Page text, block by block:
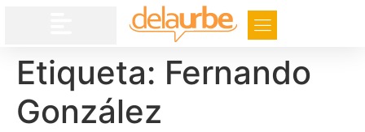
Etiqueta: Fernando
González